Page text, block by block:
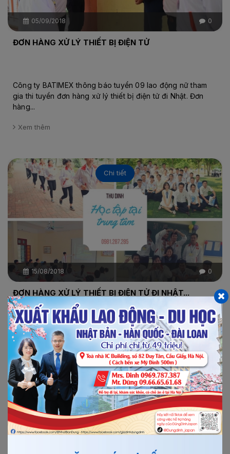
05/09/2018 0
ĐƠN HÀNG XỬ LÝ THIẾT BỊ ĐIỆN TỬ
Công ty BATIMEX thông báo tuyển 09 lao động nữ tham
gia thi tuyển đơn hàng xử lý thiết bị điện tử đi Nhật. Đơn
hàng...
Xem thêm
15/08/2018 0
Chi tiết
ĐƠN HÀNG XỬ LÝ THIẾT BỊ ĐIỆN TỬ ĐI NHẬT...
Công ty BATIMEX HÀ NỘI thông báo tuyển 09 lao động
nữ tham gia thi tuyển đơn hàng xử lý thiết bị điện tử đi...
Xem thêm
Chi tiết